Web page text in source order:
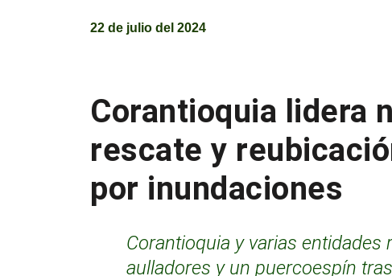
22 de julio del 2024
Corantioquia lidera
rescate y
por inundaciones
Corantioquia y varias
aulladores y un puercoespín